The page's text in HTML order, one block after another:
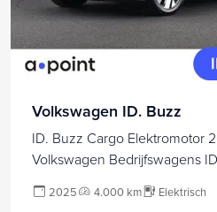
Volkswagen ID. Buzz
ID. Buzz Cargo Elektromotor
Volkswagen Bedrijfswagens
auto!!!
2025 4.000 km Elektrisch